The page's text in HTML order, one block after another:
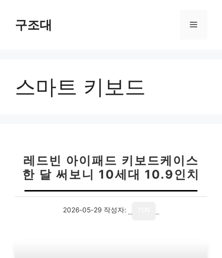
구조대 메
스마트 키보드
레드빈 아이패드 키보드케이스
한 달 써보니 10세대 10.9인치
2026-05-29 작성자: